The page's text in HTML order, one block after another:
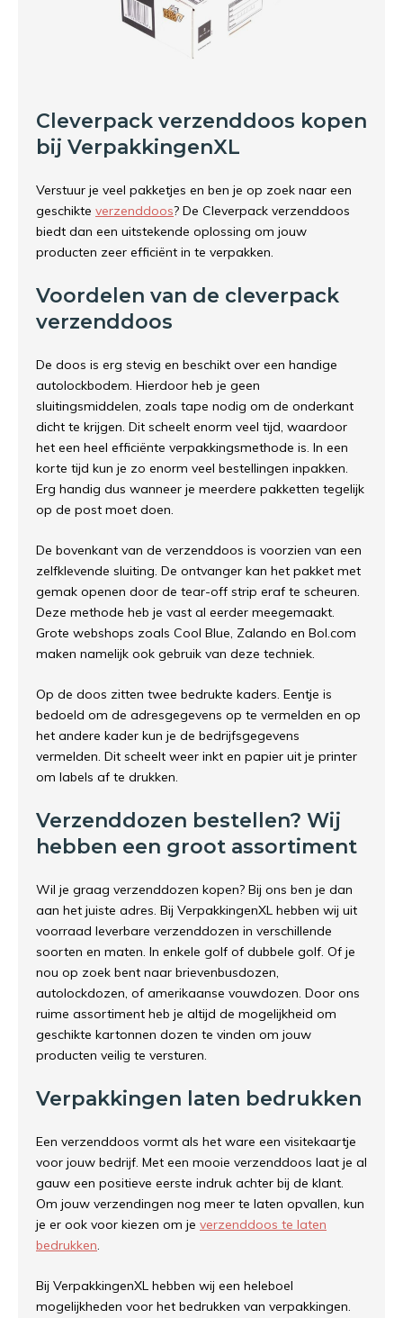
Cleverpack verzenddoos kopen
bij VerpakkingenXL
Verstuur je veel pakketjes en ben je op zoek naar een
geschikte verzenddoos? De Cleverpack verzenddoos
biedt dan een uitstekende oplossing om jouw
producten zeer efficiënt in te verpakken.
Voordelen van de cleverpack
verzenddoos
De doos is erg stevig en beschikt over een handige
autolockbodem. Hierdoor heb je geen
sluitingsmiddelen, zoals tape nodig om de onderkant
dicht te krijgen. Dit scheelt enorm veel tijd, waardoor
het een heel efficiënte verpakkingsmethode is. In een
korte tijd kun je zo enorm veel bestellingen inpakken.
Erg handig dus wanneer je meerdere pakketten tegelijk
op de post moet doen.
De bovenkant van de verzenddoos is voorzien van een
zelfklevende sluiting. De ontvanger kan het pakket met
gemak openen door de tear-off strip eraf te scheuren.
Deze methode heb je vast al eerder meegemaakt.
Grote webshops zoals Cool Blue, Zalando en Bol.com
maken namelijk ook gebruik van deze techniek.
Op de doos zitten twee bedrukte kaders. Eentje is
bedoeld om de adresgegevens op te vermelden en op
het andere kader kun je de bedrijfsgegevens
vermelden. Dit scheelt weer inkt en papier uit je printer
om labels af te drukken.
Verzenddozen bestellen? Wij
hebben een groot assortiment
Wil je graag verzenddozen kopen? Bij ons ben je dan
aan het juiste adres. Bij VerpakkingenXL hebben wij uit
voorraad leverbare verzenddozen in verschillende
soorten en maten. In enkele golf of dubbele golf. Of je
nou op zoek bent naar brievenbusdozen,
autolockdozen, of amerikaanse vouwdozen. Door ons
ruime assortiment heb je altijd de mogelijkheid om
geschikte kartonnen dozen te vinden om jouw
producten veilig te versturen.
Verpakkingen laten bedrukken
Een verzenddoos vormt als het ware een visitekaartje
voor jouw bedrijf. Met een mooie verzenddoos laat je al
gauw een positieve eerste indruk achter bij de klant.
Om jouw verzendingen nog meer te laten opvallen, kun
je er ook voor kiezen om je verzenddoos te laten
bedrukken.
Bij VerpakkingenXL hebben wij een heleboel
mogelijkheden voor het bedrukken van verpakkingen.